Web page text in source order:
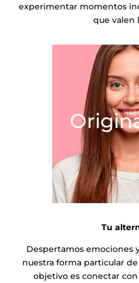
experimentar momentos
que valen
Tu
Despertamos emociones
nuestra forma particular de
objetivo es conectar